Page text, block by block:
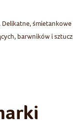
barwników i